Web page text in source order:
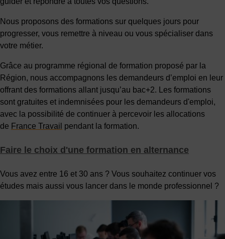
Nous proposons des formations sur quelques jours pour
progresser, vous remettre à niveau ou vous spécialiser dans
votre métier.
Grâce au programme régional de formation proposé par la
Région, nous accompagnons les demandeurs d’emploi en leur
offrant des formations allant jusqu’au bac+2. Les formations
sont gratuites et indemnisées pour les demandeurs d'emploi,
avec la possibilité de continuer à percevoir les allocations
de France Travail pendant la formation.
Faire le choix d'une formation en alternance
Vous avez entre 16 et 30 ans ? Vous souhaitez continuer vos
études mais aussi vous lancer dans le monde professionnel ?